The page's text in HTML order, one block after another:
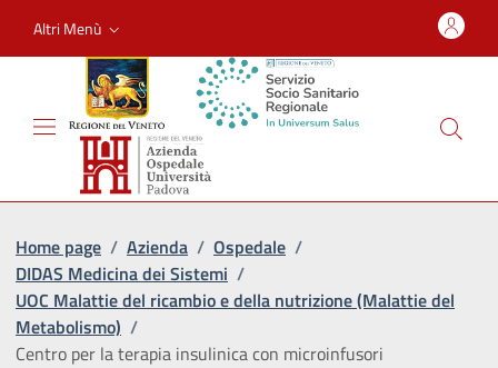
Altri Menù
Home page / Azienda / Ospedale /
DIDAS Medicina dei Sistemi /
UOC Malattie del ricambio e della nutrizione (Malattie del
Metabolismo) /
Centro per la terapia insulinica con microinfusori